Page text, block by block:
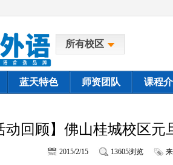
所有校区
蓝天特色 师资团队 课程
动回顾】佛山桂城校区元
2015/2/15 13605浏览